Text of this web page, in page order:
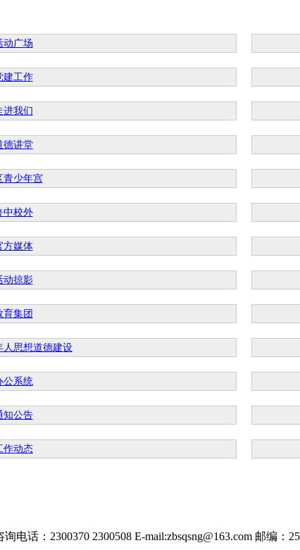
动广场
建工作
进我们
德讲堂
青少年宫
中校外
方媒体
动掠影
育集团
人思想道德建设
公系统
知公告
作动态
询电话：2300370 2300508 E-mail:zbsqsng@163.com 邮编